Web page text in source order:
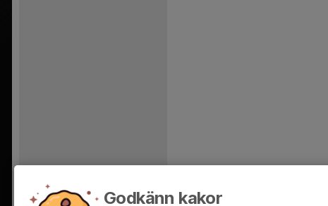
Godkänn kakor